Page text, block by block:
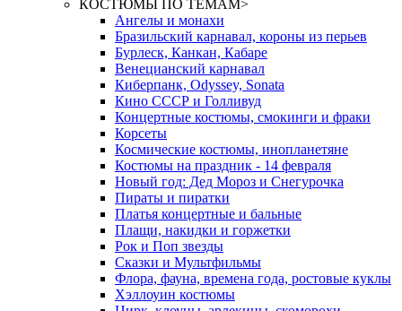
КОСТЮМЫ ПО ТЕМАМ>
Ангелы и монахи
Бразильский карнавал, короны из перьев
Бурлеск, Канкан, Кабаре
Венецианский карнавал
Киберпанк, Odyssey, Sonata
Кино СССР и Голливуд
Концертные костюмы, смокинги и фраки
Корсеты
Космические костюмы, инопланетяне
Костюмы на праздник - 14 февраля
Новый год: Дед Мороз и Снегурочка
Пираты и пиратки
Платья концертные и бальные
Плащи, накидки и горжетки
Рок и Поп звезды
Сказки и Мультфильмы
Флора, фауна, времена года, ростовые куклы
Хэллоуин костюмы